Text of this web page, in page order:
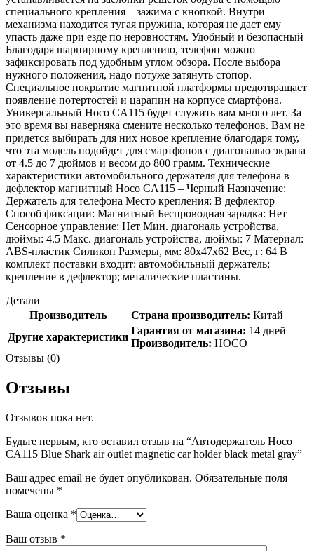
специального крепления – зажима с кнопкой. Внутри
механизма находится тугая пружина, которая не даст ему
упасть даже при езде по неровностям. Удобный и безопасный
Благодаря шарнирному креплению, телефон можно
зафиксировать под удобным углом обзора. После выбора
нужного положения, надо потуже затянуть стопор.
Специальное покрытие магнитной платформы предотвращает
появление потертостей и царапин на корпусе смартфона.
Универсальный Hoco CA115 будет служить вам много лет. За
это время вы наверняка смените несколько телефонов. Вам не
придется выбирать для них новое крепление благодаря тому,
что эта модель подойдет для смартфонов с диагональю экрана
от 4.5 до 7 дюймов и весом до 800 грамм. Технические
характеристики автомобильного держателя для телефона в
дефлектор магнитный Hoco CA115 – Черный Назначение:
Держатель для телефона Место крепления: В дефлектор
Способ фиксации: Магнитный Беспроводная зарядка: Нет
Сенсорное управление: Нет Мин. диагональ устройства,
дюймы: 4.5 Макс. диагональ устройства, дюймы: 7 Материал:
ABS-пластик Силикон Размеры, мм: 80х47х62 Вес, г: 64 В
комплект поставки входит: автомобильный держатель;
крепление в дефлектор; металические пластины.
Детали
Производитель
Страна производитель: Китай
Другие характеристики
Гарантия от магазина: 14 дней
Производитель: HOCO
Отзывы (0)
Отзывы
Отзывов пока нет.
Будьте первым, кто оставил отзыв на “Автодержатель Hoco
CA115 Blue Shark air outlet magnetic car holder black metal gray”
Ваш адрес email не будет опубликован. Обязательные поля
помечены *
Ваша оценка *
Ваш отзыв *